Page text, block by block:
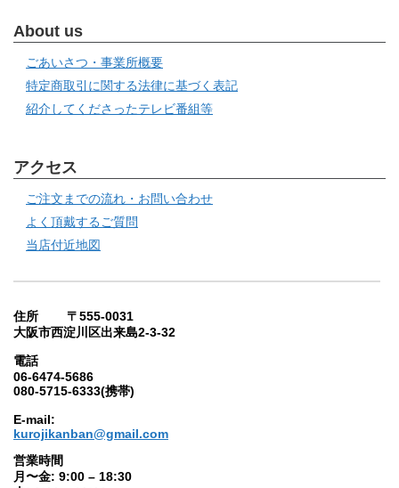
About us
ごあいさつ・事業所概要
特定商取引に関する法律に基づく表記
紹介してくださったテレビ番組等
アクセス
ご注文までの流れ・お問い合わせ
よく頂戴するご質問
当店付近地図
住所 〒555-0031
大阪市西淀川区出来島2-3-32
電話
06-6474-5686
080-5715-6333(携帯)
E-mail:
kurojikanban@gmail.com
営業時間
月〜金: 9:00 – 18:30